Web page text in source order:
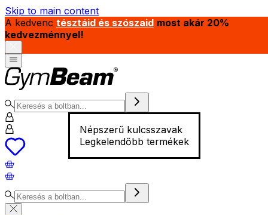
Skip to main content
A kedvenc tésztáid és szószaid most akár 20%
kedvezménnyel!
Népszerű kulcsszavak
Legkelendőbb termékek